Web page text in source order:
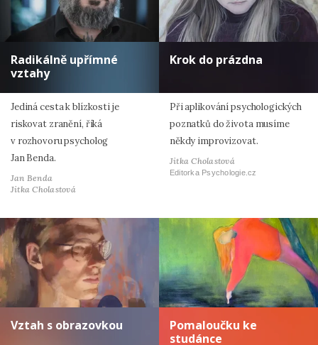
Radikálně upřímné
vztahy
Jediná cesta k blízkosti je
riskovat zranění, říká
v rozhovoru psycholog
Jan Benda.
Jan Benda
Jitka Cholastová
Krok do prázdna
Při aplikování psychologických
poznatků do života musíme
někdy improvizovat.
Jitka Cholastová
Editorka Psychologie.cz
Vztah s obrazovkou
Pomaloučku ke
studánce